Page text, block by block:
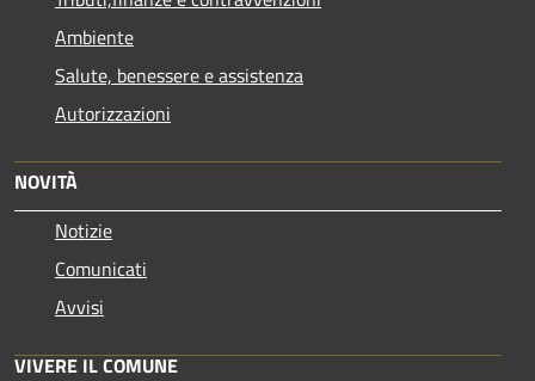
Ambiente
Salute, benessere e assistenza
Autorizzazioni
NOVITÀ
Notizie
Comunicati
Avvisi
VIVERE IL COMUNE